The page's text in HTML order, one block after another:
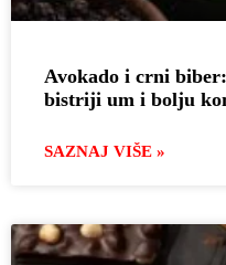
Avokado i crni
bistriji um i bolju
SAZNAJ VIŠE »